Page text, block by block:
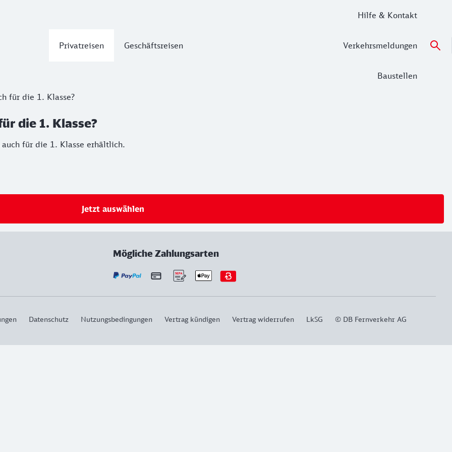
Privatreisen Geschäftsreisen
Hilfe & Kontakt
Verkehrsmeldungen
Baustellen
für die 1. Klasse?
die 1. Klasse?
für die 1. Klasse erhältlich.
Jetzt auswählen
Mögliche Zahlungsarten
Datenschutz Nutzungsbedingungen Vertrag kündigen Vertrag widerrufen LkSG © DB Fernverkehr AG